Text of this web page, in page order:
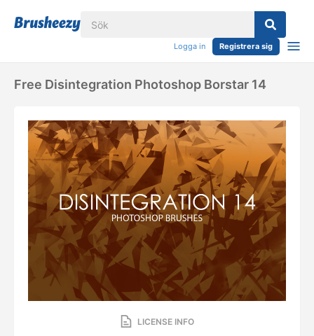
Logga in Registrera sig
Free Disintegration Photoshop Borstar 14
LICENSE INFO